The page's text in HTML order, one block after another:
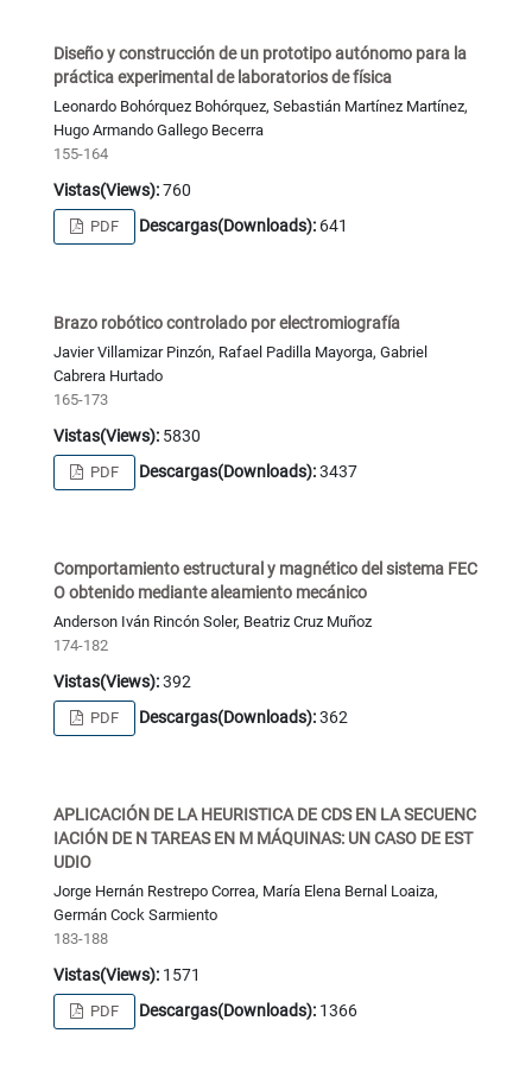
Diseño y construcción de un prototipo autónomo para la
práctica experimental de laboratorios de física
Leonardo Bohórquez Bohórquez, Sebastián Martínez Martínez,
Hugo Armando Gallego Becerra
155-164
Vistas(Views):760
PDF Descargas(Downloads): 641
Brazo robótico controlado por electromiografía
Javier Villamizar Pinzón, Rafael Padilla Mayorga, Gabriel
Cabrera Hurtado
165-173
Vistas(Views):5830
PDF Descargas(Downloads):3437
Comportamiento estructural y magnético del sistema FEC
O obtenido mediante aleamiento mecánico
Anderson Iván Rincón Soler, Beatriz Cruz Muñoz
174-182
Vistas(Views):392
PDF Descargas(Downloads):362
APLICACIÓN DE LA HEURISTICA DE CDS EN LA SECUENC
IACIÓN DE N TAREAS EN M MÁQUINAS: UN CASO DE EST
UDIO
Jorge Hernán Restrepo Correa, María Elena Bernal Loaiza,
Germán Cock Sarmiento
183-188
Vistas(Views):1571
PDF Descargas(Downloads): 1366